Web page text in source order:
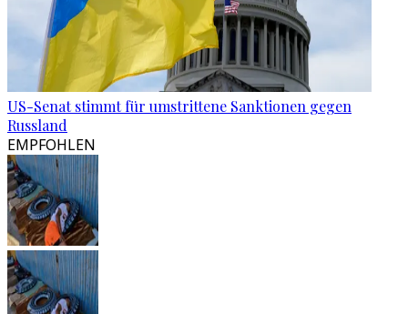
US-Senat stimmt für umstrittene Sanktionen gegen
Russland
EMPFOHLEN